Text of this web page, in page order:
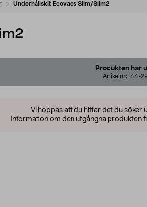
Underhållskit Ecovacs Slim/Slim2
Produkten har
Artikelnr: 44-
Vi hoppas att du hittar det du söker
Information om den utgångna produkten